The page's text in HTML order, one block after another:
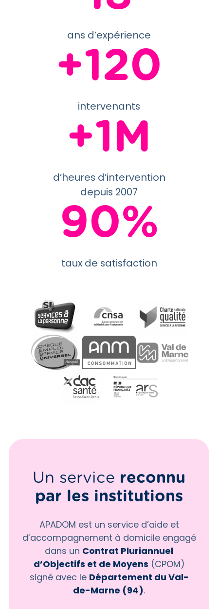
ans d’expérience
+120
intervenants
+1M
d’heures d’intervention
depuis 2007
90%
taux de satisfaction
Un service reconnu
par les institutions
APADOM est un service d’aide et
d’accompagnement à domicile engagé
dans un Contrat Pluriannuel
d’Objectifs et de Moyens (CPOM)
signé avec le Département du Val-
de-Marne (94).